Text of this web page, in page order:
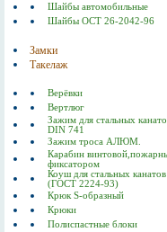
Шайбы автомобильные
Шайбы ОСТ 26-2042-96
Замки
Такелаж
Верёвки
Вертлюг
Зажим для стальных
DIN 741
Зажим троса АЛЮМ.
Карабин
фиксатором
Коуш для стальных
(ГОСТ 2224-93)
Крюк S-образный
Крюки
Полиспастные блоки